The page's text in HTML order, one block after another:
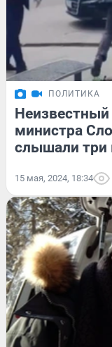
ПОЛИТИКА
министра
слышали три
15 мая, 2024, 18:34